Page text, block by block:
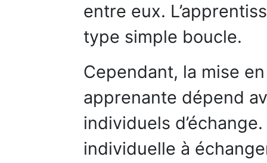
entre eux.
type simple boucle.
Cependant, la mise
apprenante dépend
individuels
individuelle à